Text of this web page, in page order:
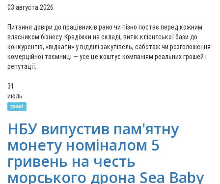
03 августа 2026
Питання довіри до працівників рано чи пізно постає перед кожним
власником бізнесу. Крадіжки на складі, витік клієнтської бази до
конкурентів, «відкати» у відділі закупівель, саботаж чи розголошення
комерційної таємниці — усе це коштує компаніям реальних грошей і
репутації.
31
июль
гроші
НБУ випустив пам'ятну
монету номіналом 5
гривень на честь
морського дрона Sea Baby